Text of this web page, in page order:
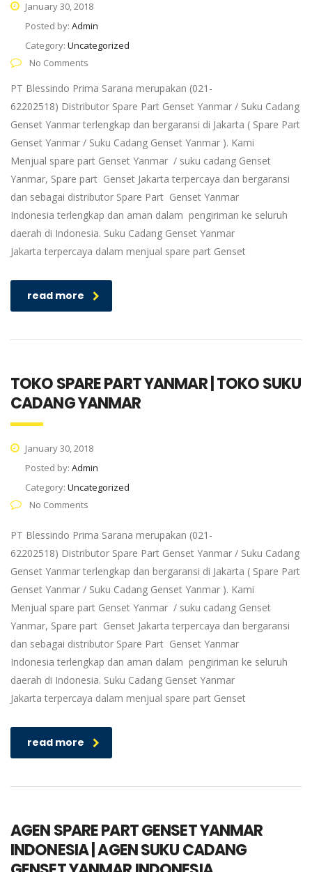
January 30, 2018
Posted by: Admin
Category: Uncategorized
No Comments
PT Blessindo Prima Sarana merupakan (021-
62202518) Distributor Spare Part Genset Yanmar / Suku Cadang
Genset Yanmar terlengkap dan bergaransi di Jakarta ( Spare Part
Genset Yanmar / Suku Cadang Genset Yanmar ). Kami
Menjual spare part Genset Yanmar / suku cadang Genset
Yanmar, Spare part Genset Jakarta terpercaya dan bergaransi
dan sebagai distributor Spare Part Genset Yanmar
Indonesia terlengkap dan aman dalam pengiriman ke seluruh
daerah di Indonesia. Suku Cadang Genset Yanmar
Jakarta terpercaya dalam menjual spare part Genset
read more
TOKO SPARE PART YANMAR | TOKO SUKU
CADANG YANMAR
January 30, 2018
Posted by: Admin
Category: Uncategorized
No Comments
PT Blessindo Prima Sarana merupakan (021-
62202518) Distributor Spare Part Genset Yanmar / Suku Cadang
Genset Yanmar terlengkap dan bergaransi di Jakarta ( Spare Part
Genset Yanmar / Suku Cadang Genset Yanmar ). Kami
Menjual spare part Genset Yanmar / suku cadang Genset
Yanmar, Spare part Genset Jakarta terpercaya dan bergaransi
dan sebagai distributor Spare Part Genset Yanmar
Indonesia terlengkap dan aman dalam pengiriman ke seluruh
daerah di Indonesia. Suku Cadang Genset Yanmar
Jakarta terpercaya dalam menjual spare part Genset
read more
AGEN SPARE PART GENSET YANMAR
INDONESIA | AGEN SUKU CADANG